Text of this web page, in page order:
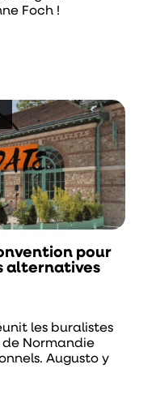
Foch !
pour
alternatives
les buralistes
de Normandie
Augusto y